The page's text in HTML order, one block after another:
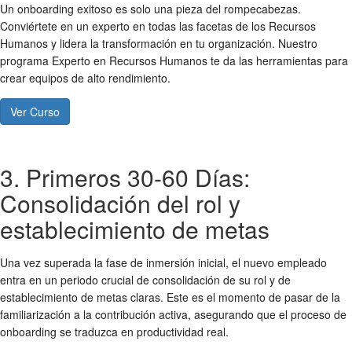
Un onboarding exitoso es solo una pieza del rompecabezas.
Conviértete en un experto en todas las facetas de los Recursos
Humanos y lidera la transformación en tu organización. Nuestro
programa Experto en Recursos Humanos te da las herramientas para
crear equipos de alto rendimiento.
Ver Curso
3. Primeros 30-60 Días:
Consolidación del rol y
establecimiento de metas
Una vez superada la fase de inmersión inicial, el nuevo empleado
entra en un periodo crucial de consolidación de su rol y de
establecimiento de metas claras. Este es el momento de pasar de la
familiarización a la contribución activa, asegurando que el proceso de
onboarding se traduzca en productividad real.